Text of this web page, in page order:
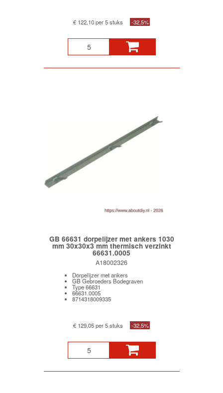
€ 122,10 per 5 stuks -32,5%
GB 66631 dorpelijzer met ankers 1030
mm 30x30x3 mm thermisch verzinkt
66631.0005
A18002326
Dorpelijzer met ankers
GB Gebroeders Bodegraven
Type 66631
66631.0005
8714318009335
€ 129,05 per 5 stuks -32,5%